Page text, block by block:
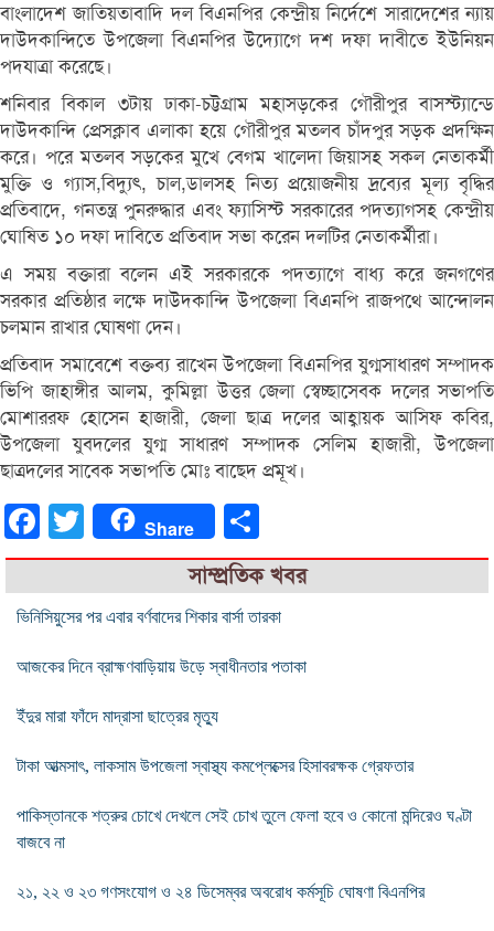
বাংলাদেশ জাতিয়তাবাদি দল বিএনপির কেন্দ্রীয় নির্দেশে সারাদেশের ন্যায়
দাউদকান্দিতে উপজেলা বিএনপির উদ্যোগে দশ দফা দাবীতে ইউনিয়ন
পদযাত্রা করেছে।
শনিবার বিকাল ৩টায় ঢাকা-চট্টগ্রাম মহাসড়কের গৌরীপুর বাসস্ট্যান্ডে
দাউদকান্দি প্রেসক্লাব এলাকা হয়ে গৌরীপুর মতলব চাঁদপুর সড়ক প্রদক্ষিন
করে। পরে মতলব সড়কের মুখে বেগম খা‌লেদা জিয়াসহ সকল নেতাকর্মী
মু‌ক্তি ও গ্যাস,বিদ্যুৎ, চাল,ডালসহ নিত্য প্রয়োজনীয় দ্রব্যের মূল্য বৃদ্ধির
প্রতিবাদে, গনতন্ত্র পুনরুদ্ধার এবং ফ্যাসিস্ট সরকারের পদত্যাগসহ কেন্দ্রীয়
ঘো‌ষিত ১০ দফা দাবিতে প্রতিবাদ সভা করেন দলটির নেতাকর্মীরা।
এ সময় বক্তারা বলেন এই সরকারকে পদত্যাগে বাধ্য করে জনগণের
সরকার প্রতিষ্ঠার লক্ষে দাউদকান্দি উপজেলা বিএনপি রাজপথে আন্দোলন
চলমান রাখার ঘোষণা দেন।
প্রতিবাদ সমাবেশে বক্তব্য রাখেন উপজেলা বিএনপির যুগ্মসাধারণ সম্পাদক
ভিপি জাহাঙ্গীর আলম, কুমিল্লা উত্তর জেলা স্বেচ্ছাসেবক দলের সভাপতি
মোশাররফ হোসেন হাজারী, জেলা ছাত্র দলের আহ্বায়ক আসিফ কবির,
উপজেলা যুবদলের যুগ্ম সাধারণ সম্পাদক সেলিম হাজারী, উপজেলা
ছাত্রদলের সাবেক সভাপতি মোঃ বাছেদ প্রমূখ।
FacebookTwitter Share
সাম্প্রতিক খবর
ভিনিসিয়ুসের পর এবার বর্ণবাদের শিকার বার্সা তারকা
আজকের দিনে ব্রাহ্মণবাড়িয়ায় উড়ে স্বাধীনতার পতাকা
ইঁদুর মারা ফাঁদে মাদ্রাসা ছাত্রের মৃত্যু
টাকা আত্মসাৎ, লাকসাম উপজেলা স্বাস্থ্য কমপ্লেক্সের হিসাবরক্ষক গ্রেফতার
পাকিস্তানকে শত্রুর চোখে দেখলে সেই চোখ তুলে ফেলা হবে ও কোনো মন্দিরেও ঘণ্টা
বাজবে না
২১, ২২ ও ২৩ গণসংযোগ ও ২৪ ডিসেম্বর অবরোধ কর্মসূচি ঘোষণা বিএনপির